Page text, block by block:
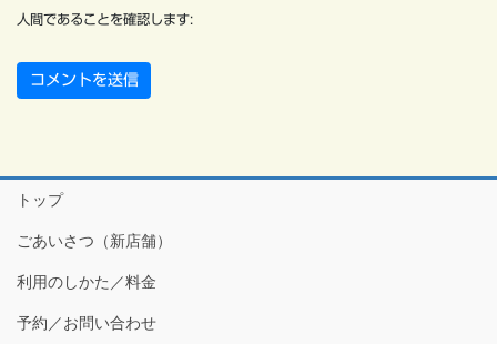
人間であることを確認します:
トップ
ごあいさつ（新店舗）
利用のしかた／料金
予約／お問い合わせ